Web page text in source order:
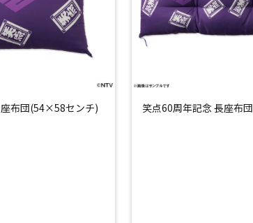
布団(54×58センチ) 笑点60周年記念 長座布団